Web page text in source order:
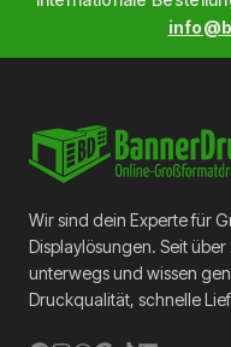
Formaten von
nähen wir die
die größer als 5
gefaltet
2 cm vom
Wir sind dein Experte für
Displaylösungen. Seit
unterwegs und wissen
Druckqualität, schnelle